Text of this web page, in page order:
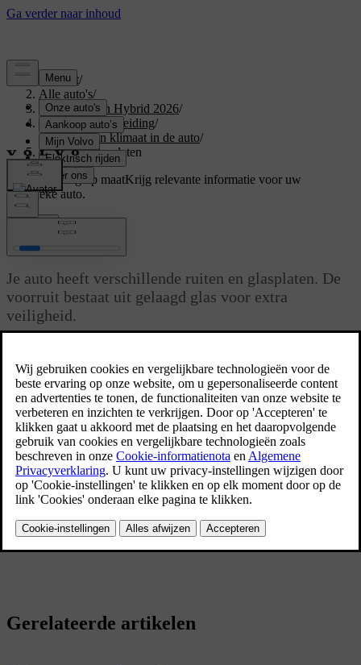
Support/
Alle auto's/
XC60 Plug-in Hybrid 2026/
Gebruikershandleiding/
Comfort en klimaat in de auto/
Ruiten en glasplaten
Ondersteuning op maatKrijg relevante informatie voor uw
specifieke auto.
Ruiten en glasplaten
Je auto heeft verschillende ruiten en glasplaten. De
voorruit bestaat uit gelaagd glas voor extra
veiligheid.
panoramadak, zijn voorzien van een symbool voor gelaagd glas.
Panoramadak
Het panoramadak is verdeeld in twee glassegmenten. Je kunt het
bedieningselementen in de plafondconsole, terwijl het achterste deel
Gerelateerde artikelen